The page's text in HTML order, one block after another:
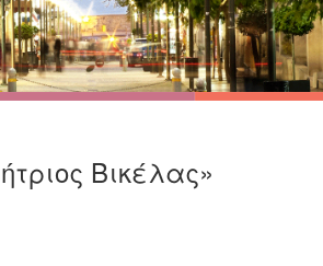
Βικέλας»